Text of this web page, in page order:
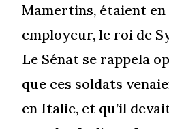
Mamertins, étaient
employeur, le roi de
Le Sénat se rappela
que ces soldats
en Italie, et qu’il